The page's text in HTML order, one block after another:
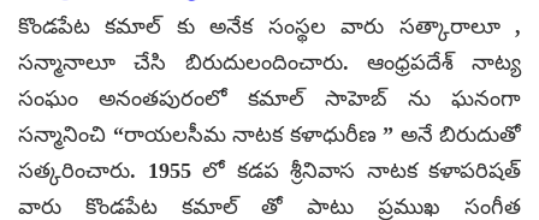
కొండపేట కమాల్ కు అనేక సంస్థల వారు సత్కారాలూ ,
సన్మానాలూ చేసి బిరుదులందించారు. ఆంధ్రపదేశ్ నాట్య
సంఘం అనంతపురంలో కమాల్ సాహెబ్ ను ఘనంగా
సన్మానించి “రాయలసీమ నాటక కళాధురీణ ” అనే బిరుదుతో
సత్కరించారు. 1955 లో కడప శ్రీనివాస నాటక కళాపరిషత్
వారు కొండపేట కమాల్ తో పాటు ప్రముఖ సంగీత